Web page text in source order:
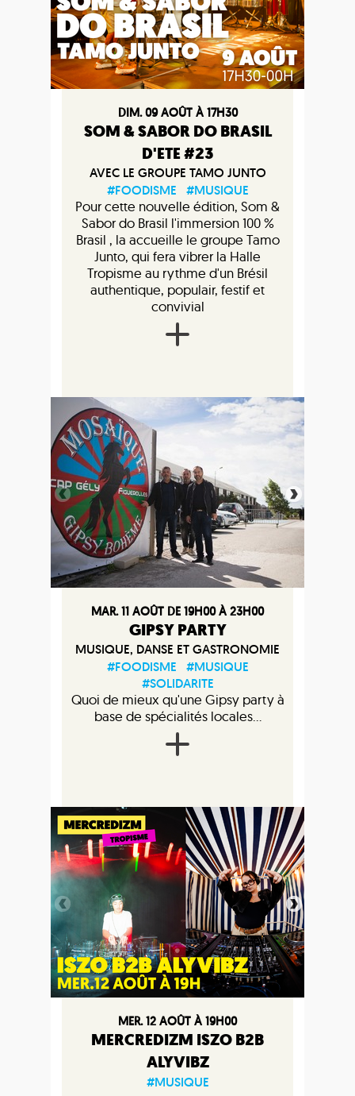
DIM. 09 AOÛT À 17H30
SOM & SABOR DO BRASIL
D'ETE #23
AVEC LE GROUPE TAMO JUNTO
#FOODISME
#MUSIQUE
Pour cette nouvelle édition, Som &
Sabor do Brasil l'immersion 100 %
Brasil , la accueille le groupe Tamo
Junto, qui fera vibrer la Halle
Tropisme au rythme d'un Brésil
authentique, populair, festif et
convivial
MAR. 11 AOÛT DE 19H00 À 23H00
GIPSY PARTY
MUSIQUE, DANSE ET GASTRONOMIE
#FOODISME
#MUSIQUE
#SOLIDARITE
Quoi de mieux qu'une Gipsy party à
base de spécialités locales...
MER. 12 AOÛT À 19H00
MERCREDIZM ISZO B2B
ALYVIBZ
#MUSIQUE